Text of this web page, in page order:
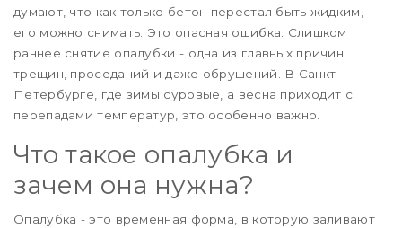
думают, что как только бетон перестал быть жидким,
его можно снимать. Это опасная ошибка. Слишком
раннее снятие опалубки - одна из главных причин
трещин, проседаний и даже обрушений. В Санкт-
Петербурге, где зимы суровые, а весна приходит с
перепадами температур, это особенно важно.
Что такое опалубка и
зачем она нужна?
Опалубка - это временная форма, в которую заливают